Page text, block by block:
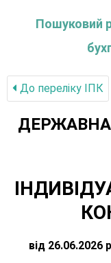
Пошуковий
До переліку IПК
від 26.06.2026